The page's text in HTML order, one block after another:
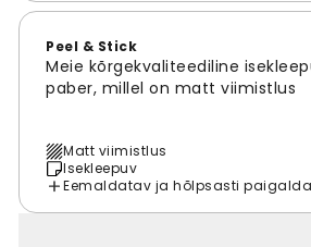
Peel & Stick
Meie kõrgekvaliteediline
paber, millel on matt viimistlus
Matt viimistlus
Isekleepuv
Eemaldatav ja hõlpsasti